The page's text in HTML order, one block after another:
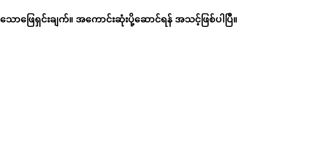
ြေရှင်းချက်။ အကောင်းဆုံးပို့ဆောင်ရန် အသင့်ဖြစ်ပါပြီ။